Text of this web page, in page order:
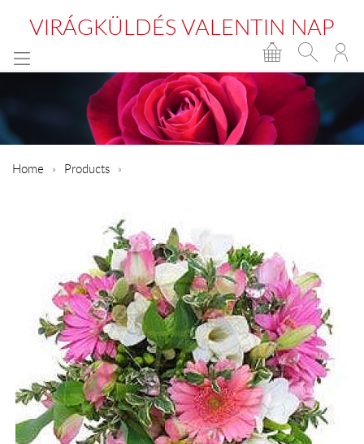
VIRÁGKÜLDÉS VALENTIN NAP
Home Products